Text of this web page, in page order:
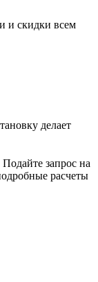
и скидки всем
делает
запрос на
расчеты